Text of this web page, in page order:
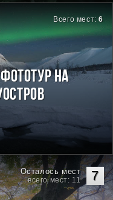
Всего мест:6
на
7
Осталось мест
всего мест: 11